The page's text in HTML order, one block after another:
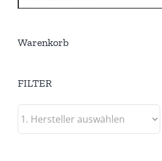
Warenkorb
FILTER